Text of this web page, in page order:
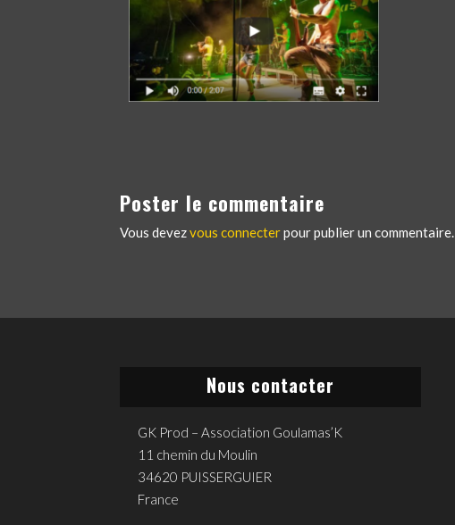
Poster le commentaire
Vous devezvous connecterpour publier un commentaire.
Nous contacter
GK Prod – Association Goulamas’K
11 chemin du Moulin
34620 PUISSERGUIER
France